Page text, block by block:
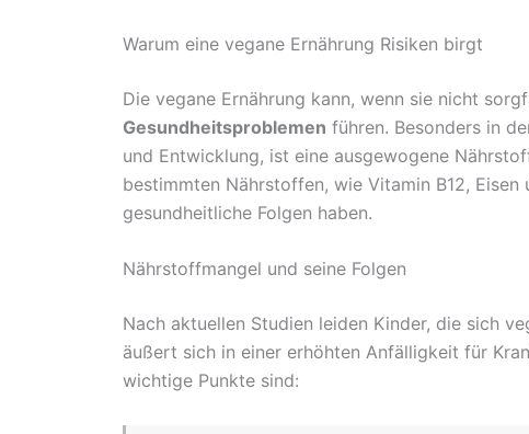
Warum eine vegane Ernährung Risiken birgt
Die vegane Ernährung kann, wenn sie nicht
Gesundheitsproblemen führen. Besonders in
und Entwicklung, ist eine ausgewogene
bestimmten Nährstoffen, wie Vitamin B12,
gesundheitliche Folgen haben.
Nährstoffmangel und seine Folgen
Nach aktuellen Studien leiden Kinder, die sich
äußert sich in einer erhöhten Anfälligkeit für
wichtige Punkte sind: